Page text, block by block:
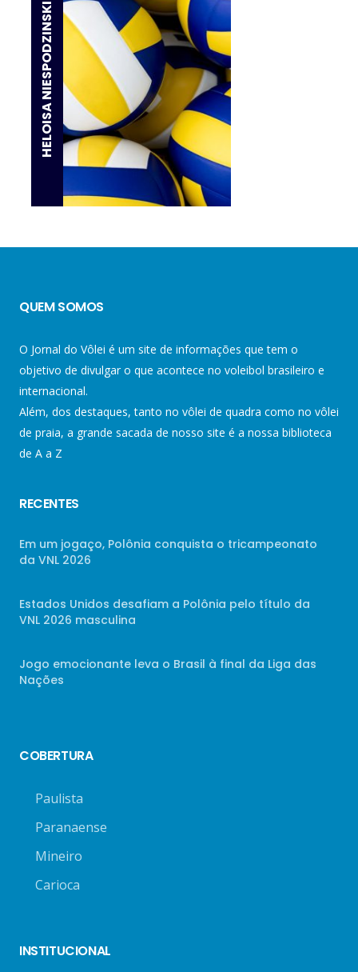
HELOISA NIESPODZINSKI
QUEM SOMOS
O Jornal do Vôlei é um site de informações que tem o
objetivo de divulgar o que acontece no voleibol brasileiro e
internacional.
Além, dos destaques, tanto no vôlei de quadra como no vôlei
de praia, a grande sacada de nosso site é a nossa biblioteca
de A a Z
RECENTES
Em um jogaço, Polônia conquista o tricampeonato
da VNL 2026
Estados Unidos desafiam a Polônia pelo título da
VNL 2026 masculina
Jogo emocionante leva o Brasil à final da Liga das
Nações
COBERTURA
Paulista
Paranaense
Mineiro
Carioca
INSTITUCIONAL